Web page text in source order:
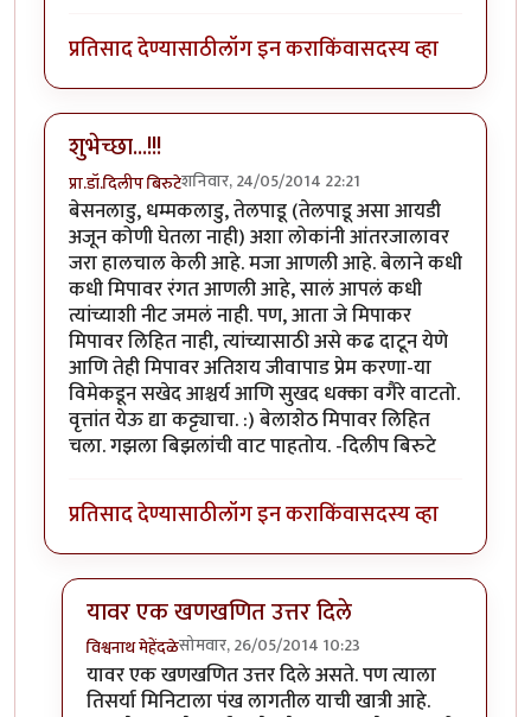
प्रतिसाद देण्यासाठीलॉग इन कराकिंवासदस्य व्हा
शुभेच्छा...!!!
प्रा.डॉ.दिलीप बिरुटेशनिवार, 24/05/2014 22:21
बेसनलाडु, धम्मकलाडु, तेलपाडू (तेलपाडू असा आयडी
अजून कोणी घेतला नाही) अशा लोकांनी आंतरजालावर
जरा हालचाल केली आहे. मजा आणली आहे. बेलाने कधी
कधी मिपावर रंगत आणली आहे, सालं आपलं कधी
त्यांच्याशी नीट जमलं नाही. पण, आता जे मिपाकर
मिपावर लिहित नाही, त्यांच्यासाठी असे कढ दाटून येणे
आणि तेही मिपावर अतिशय जीवापाड प्रेम करणा-या
विमेकडून सखेद आश्चर्य आणि सुखद धक्का वगैरे वाटतो.
वृत्तांत येऊ द्या कट्ट्याचा. :) बेलाशेठ मिपावर लिहित
चला. गझला बिझलांची वाट पाहतोय. -दिलीप बिरुटे
प्रतिसाद देण्यासाठीलॉग इन कराकिंवासदस्य व्हा
यावर एक खणखणित उत्तर दिले
विश्वनाथ मेहेंदळेसोमवार, 26/05/2014 10:23
In reply toशुभेच्छा...!!!byप्रा.डॉ.दिलीप बिरुटे
यावर एक खणखणित उत्तर दिले असते. पण त्याला
तिसर्या मिनिटाला पंख लागतील याची खात्री आहे.